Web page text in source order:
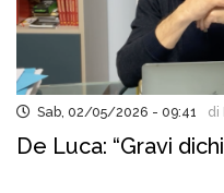
Sab, 02/05/2026 - 09:41 di
De Luca: “Gravi